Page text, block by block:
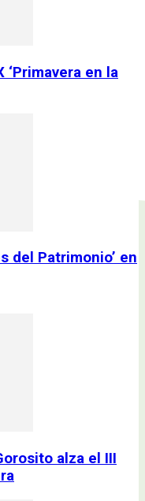
en la
del Patrimonio’ en
alza el III